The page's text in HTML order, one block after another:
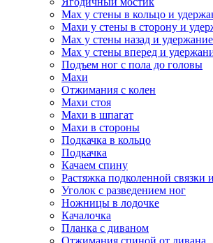
Мах у стены в кольцо и
Махи у стены в сторону и
Мах у стены назад и
Мах у стены вперед и
Подъем ног с пола до головы
Махи
Отжимания с колен
Махи стоя
Махи в шпагат
Махи в стороны
Подкачка в кольцо
Подкачка
Качаем спину
Растяжка подколенной связки
Уголок с разведением ног
Ножницы в лодочке
Качалочка
Планка с диваном